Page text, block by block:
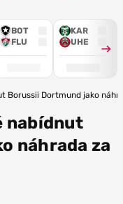
BOT
FLU
KAR
UHE
Borussii Dortmund jako
nabídnut
náhrada za